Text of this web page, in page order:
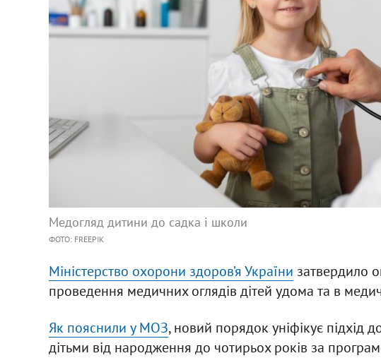
Медогляд дитини до садка і школи
ФОТО: FREEPIK
Міністерство охорони здоров’я України затвердило
проведення медичних оглядів дітей удома та в
Як пояснили у МОЗ, новий порядок уніфікує підхід
дітьми від народження до чотирьох років за